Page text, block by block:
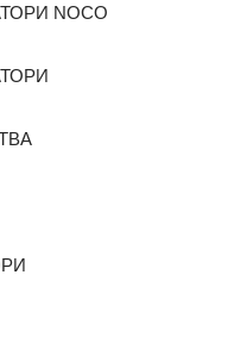
NOCO